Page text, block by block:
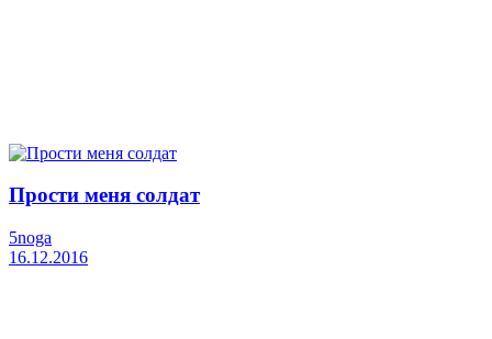
Прости меня солдат
5noga
16.12.2016